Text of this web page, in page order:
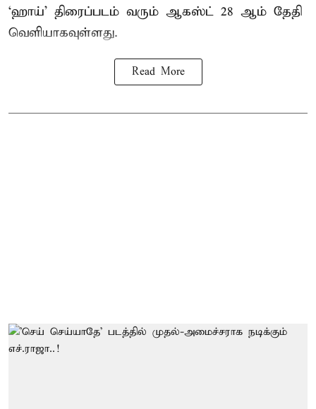
‘ஹாய்’ திரைப்படம் வரும் ஆகஸ்ட் 28 ஆம் தேதி
வெளியாகவுள்ளது.
Read More